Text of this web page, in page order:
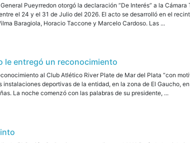
Pueyrredon otorgó la declaración “De Interés” a la Cámara
el 24 y el 31 de Julio del 2026. El acto se desarrolló en el
Baragiola, Horacio Taccone y Marcelo Cardoso. Las ...
le entregó un reconocimiento
al Club Atlético River Plate de Mar del Plata “con
deportivas de la entidad, en la zona de El Gaucho,
La noche comenzó con las palabras de su presidente, ...